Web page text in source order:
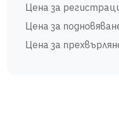
Цена за
Цена за
Цена за